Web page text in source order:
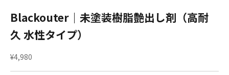
Blackouter｜未塗装樹脂艶出し剤（高耐
久 水性タイプ）
セール価格
¥4,980